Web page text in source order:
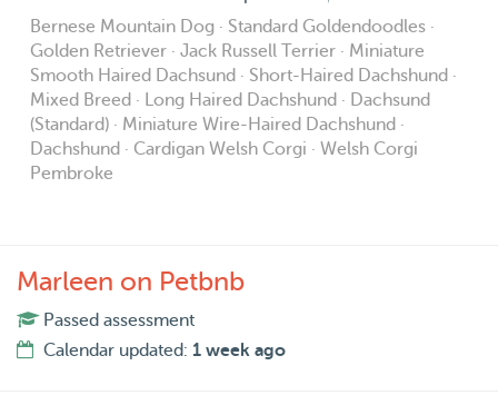
Bernese Mountain Dog · Standard Goldendoodles ·
Golden Retriever · Jack Russell Terrier · Miniature
Smooth Haired Dachsund · Short-Haired Dachshund ·
Mixed Breed · Long Haired Dachshund · Dachsund
(Standard) · Miniature Wire-Haired Dachshund ·
Dachshund · Cardigan Welsh Corgi · Welsh Corgi
Pembroke
Marleen on Petbnb
Passed assessment
Calendar updated: 1 week ago